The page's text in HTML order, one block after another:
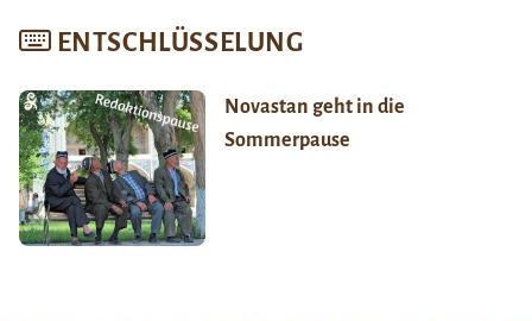
ENTSCHLÜSSELUNG
Novastan geht in die
Sommerpause